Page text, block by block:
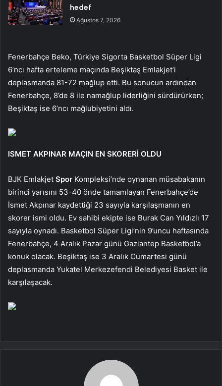
hedef
Ağustos 7, 2026
Fenerbahçe Beko, Türkiye Sigorta Basketbol Süper Ligi
6’ncı hafta erteleme maçında Beşiktaş Emlakjet’i
deplasmanda 81-72 mağlup etti. Bu sonucun ardından
Fenerbahçe, 8’de 8 ile namağlup liderliğini sürdürürken;
Beşiktaş ise 6’ncı mağlubiyetini aldı.
ISMET AKPINAR MAÇIN EN SKORERİ OLDU
BJK Emlakjet Spor Kompleksi’nde oynanan müsabakanın
birinci yarısını 53-40 önde tamamlayan Fenerbahçe’de
İsmet Akpınar kaydettiği 23 sayıyla karşılaşmanın en
skorer ismi oldu. Ev sahibi ekipte ise Burak Can Yıldızlı 17
sayıyla oynadı. Basketbol Süper Ligi’nin 9’uncu haftasında
Fenerbahçe, 4 Aralık Pazar günü Gaziantep Basketbol’a
konuk olacak. Beşiktaş ise 3 Aralık Cumartesi günü
deplasmanda Yukatel Merkezefendi Belediyesi Basket ile
karşılaşacak.